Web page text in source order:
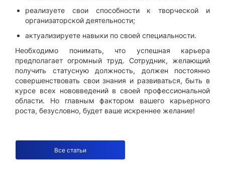
реализуете свои способности к творческой и
организаторской деятельности;
актуализируете навыки по своей специальности.
Необходимо понимать, что успешная карьера
предполагает огромный труд. Сотрудник, желающий
получить статусную должность, должен постоянно
совершенствовать свои знания и развиваться, быть в
курсе всех нововведений в своей профессиональной
области. Но главным фактором вашего карьерного
роста, безусловно, будет ваше искреннее желание!
Все статьи